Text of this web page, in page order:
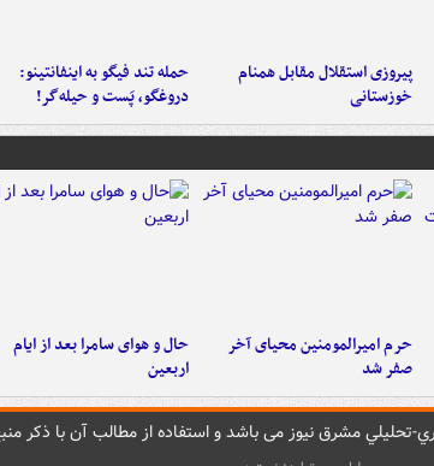
پیروزی استقلال مقابل همنام
خوزستانی
حمله تند فیگو به اینفانتینو:
دروغگو، پَست‌ و حیله‌گر!
حرم امیرالمومنین محیای آخر
صفر شد
حال و هوای سامرا بعد از ایام
اربعین
تحليلي مشرق نيوز می باشد و استفاده از مطالب آن با ذکر